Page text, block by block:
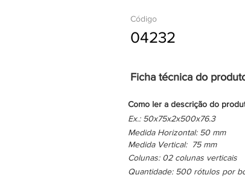
Código
04232
Ficha técnica do
Como ler a descrição do
Ex.: 50x75x2x500x76.3
Medida Horizontal: 50 mm
Medida Vertical: 75 mm
Colunas: 02 colunas verticais
Quantidade: 500 rótulos por